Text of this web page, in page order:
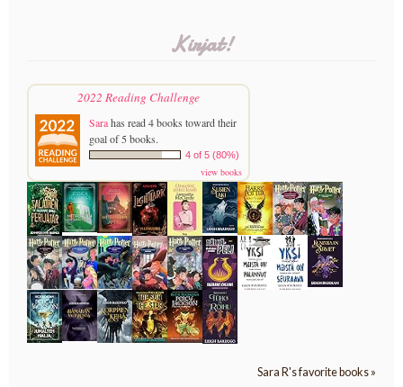
Kirjat!
2022 Reading Challenge
Sarahas read 4 books toward their
goal of 5 books.
4 of 5 (80%)
view books
Sara R's favorite books »